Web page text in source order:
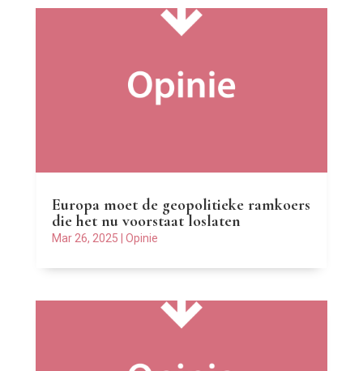
Europa moet de geopolitieke ramkoers
die het nu voorstaat loslaten
Mar 26, 2025 Opinie